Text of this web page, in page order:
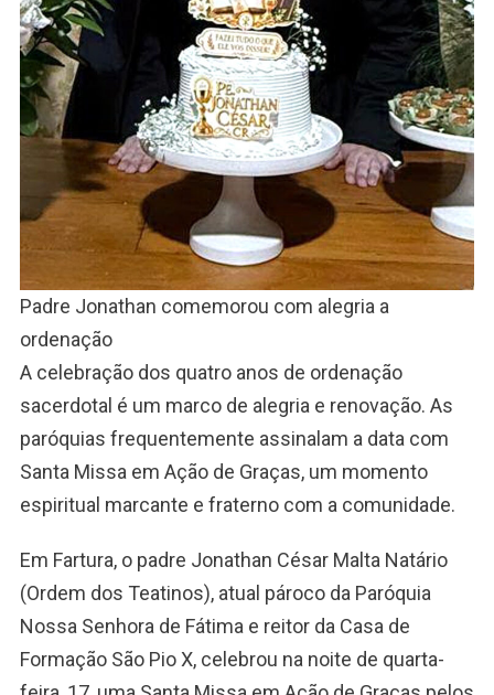
Padre Jonathan comemorou com alegria a
ordenação
A celebração dos quatro anos de ordenação
sacerdotal é um marco de alegria e renovação. As
paróquias frequentemente assinalam a data com
Santa Missa em Ação de Graças, um momento
espiritual marcante e fraterno com a comunidade.
Em Fartura, o padre Jonathan César Malta Natário
(Ordem dos Teatinos), atual pároco da Paróquia
Nossa Senhora de Fátima e reitor da Casa de
Formação São Pio X, celebrou na noite de quarta-